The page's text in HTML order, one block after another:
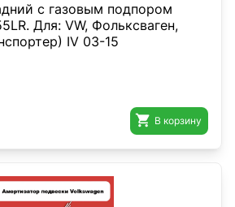
с газовым подпором
Для: VW, Фольксваген,
IV 03-15
 В корзину